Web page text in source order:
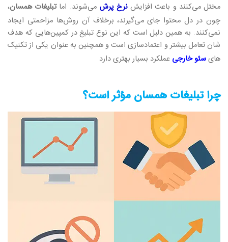
مختل می‌کنند و باعث افزایش نرخ پرش می‌شوند. اماتبلیغات همسان،
چون در دل محتوا جای می‌گیرند، برخلاف آن روش‌ها مزاحمتی ایجاد
نمی‌کنند. به همین دلیل است که این نوع تبلیغ در کمپین‌هایی که هدف‌
شان تعامل بیشتر و اعتمادسازی است و همچنین به عنوان یکی از تکنیک
هایسئو خارجی عملکرد بسیار بهتری دارد
چرا تبلیغات همسان مؤثر است؟